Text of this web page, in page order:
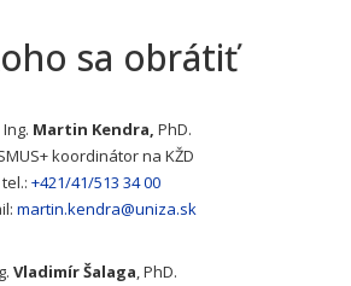
sa obrátiť
Martin Kendra, PhD.
koordinátor na KŽD
tel.: +421/41/513 34 00
martin.kendra@uniza.sk
Vladimír Šalaga, PhD.